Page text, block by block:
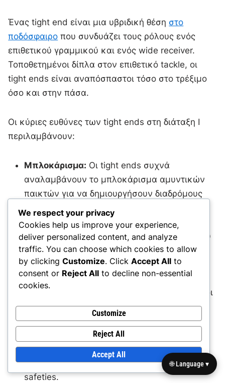
Ένας tight end είναι μια υβριδική θέση στο
ποδόσφαιρο που συνδυάζει τους ρόλους ενός
επιθετικού γραμμικού και ενός wide receiver.
Τοποθετημένοι δίπλα στον επιθετικό tackle, οι
tight ends είναι αναπόσπαστοι τόσο στο τρέξιμο
όσο και στην πάσα.
Οι κύριες ευθύνες των tight ends στη διάταξη I
περιλαμβάνουν:
Μπλοκάρισμα: Οι tight ends συχνά
αναλαμβάνουν το μπλοκάρισμα αμυντικών
παικτών για να δημιουργήσουν διαδρόμους
τρεξίματος για τον φορέα της μπάλας.
Χρησιμοποιούν διάφορες τεχνικές
μπλοκαρίσματος, συμπεριλαμβανομένου του
drive blocking και του zone blocking, για να
εμπλέκονται αποτελεσματικά με τους
αμυντικούς.
Εκτός από το μπλοκάρισμα, οι
tight ends τρέχουν διαδρομές για να
υποδεχτούν πάσες. Συνήθως τρέχουν πιο
κοντές διαδρομές, όπως slants ή curls, οι
οποίες μπορούν να εκμεταλλευτούν
ανισορροπίες απέναντι σε linebackers ή
safeties.
We respect your privacy
Cookies help us improve your experience,
deliver personalized content, and analyze
traffic. You can choose which cookies to allow
by clicking Customize. Click Accept All to
consent or Reject All to decline non-essential
cookies.
Customize
Reject All
Accept All
🌐 Language ▾